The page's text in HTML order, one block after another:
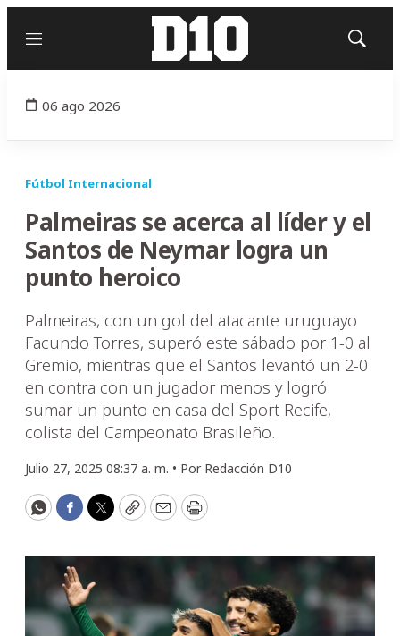
Menú
Mostrar
06 ago 2026
Fútbol Internacional
Palmeiras se acerca al líder y el
Santos de Neymar logra un
punto heroico
Palmeiras, con un gol del atacante uruguayo
Facundo Torres, superó este sábado por 1-0 al
Gremio, mientras que el Santos levantó un 2-0
en contra con un jugador menos y logró
sumar un punto en casa del Sport Recife,
colista del Campeonato Brasileño.
Julio 27, 2025 08:37 a. m. • Por Redacción D10
WhatsApp
Facebook
Twitter
CopyEmailPrint